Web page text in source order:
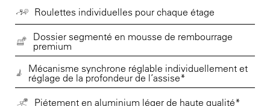
Roulettes individuelles pour chaque étage
Dossier segmenté en mousse de rembourrage
premium
Mécanisme synchrone réglable individuellement et
réglage de la profondeur de l’assise*
Piétement en aluminium léger de haute qualité*